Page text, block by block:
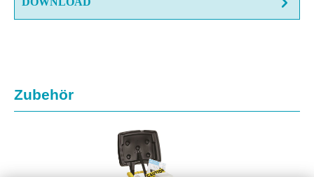
Produktgalerie überspringen
Zubehör